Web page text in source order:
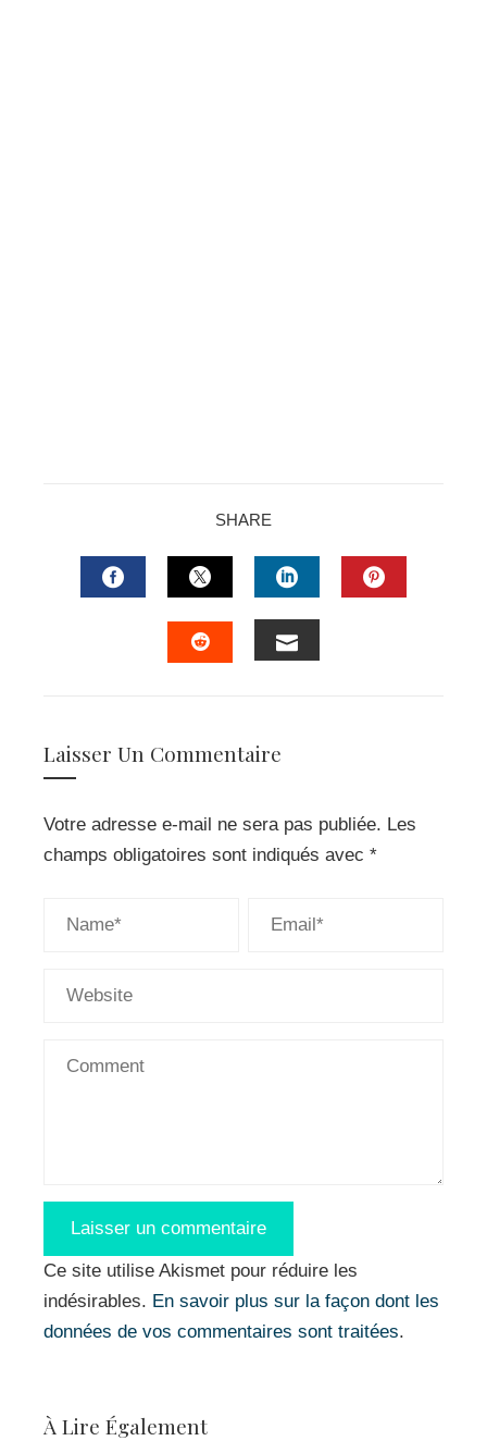
SHARE
FACEBOOKTWITTERLINKEDIN
Laisser Un Commentaire
Votre adresse e-mail ne sera pas publiée. Les
champs obligatoires sont indiqués avec *
Ce site utilise Akismet pour réduire les
indésirables. En savoir plus sur la façon dont les
données de vos commentaires sont traitées.
À Lire Également